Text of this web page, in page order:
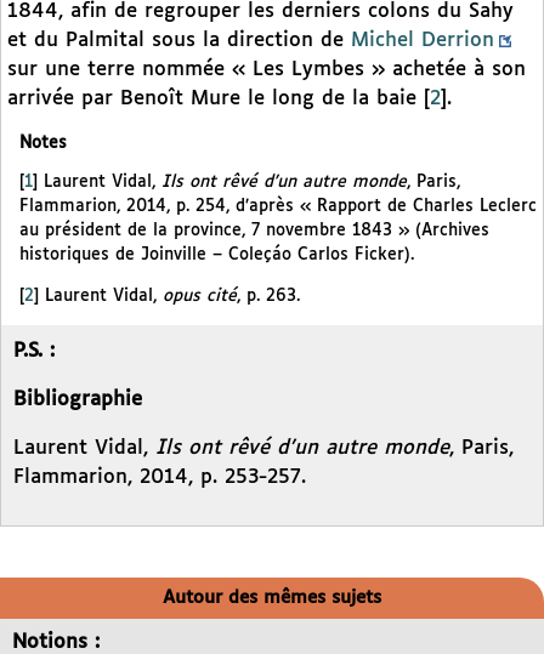
1844, afin de regrouper les derniers colons du Sahy
et du Palmital sous la direction de Michel Derrion
sur une terre nommée « Les Lymbes » achetée à son
arrivée par Benoît Mure le long de la baie
2 .
Notes
1 Laurent Vidal, Ils ont rêvé d’un autre monde, Paris,
Flammarion, 2014, p. 254, d’après « Rapport de Charles Leclerc
au président de la province, 7 novembre 1843 » (Archives
historiques de Joinville – Coleçáo Carlos Ficker).
2 Laurent Vidal, opus cité, p. 263.
P.S. :
Bibliographie
Laurent Vidal, Ils ont rêvé d’un autre monde, Paris,
Flammarion, 2014, p. 253-257.
Autour des mêmes sujets
Notions :